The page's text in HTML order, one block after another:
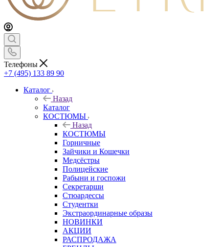
Телефоны
+7 (495) 133 89 90
Каталог
Назад
Каталог
КОСТЮМЫ
Назад
КОСТЮМЫ
Горничные
Зайчики и Кошечки
Медсёстры
Полицейские
Рабыни и госпожи
Секретарши
Стюардессы
Студентки
Экстраординарные образы
НОВИНКИ
АКЦИИ
РАСПРОДАЖА